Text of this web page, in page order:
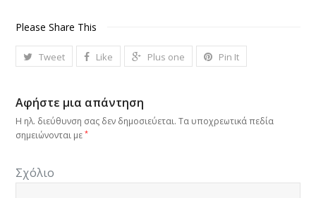
Please Share This
Tweet Like Plus one Pin It
Αφήστε μια απάντηση
Η ηλ. διεύθυνση σας δεν δημοσιεύεται. Τα υποχρεωτικά πεδία
σημειώνονται με*
Σχόλιο